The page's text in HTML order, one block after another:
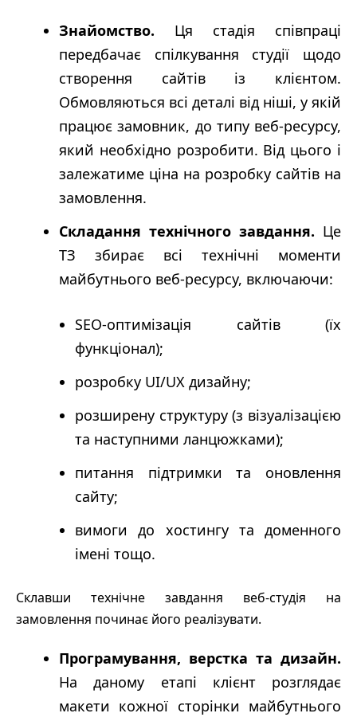
Знайомство. Ця стадія співпраці
передбачає спілкування студії щодо
створення сайтів із клієнтом.
Обмовляються всі деталі від ніші, у якій
працює замовник, до типу веб-ресурсу,
який необхідно розробити. Від цього і
залежатиме ціна на розробку сайтів на
замовлення.
Складання технічного завдання. Це
ТЗ збирає всі технічні моменти
майбутнього веб-ресурсу, включаючи:
SEO-оптимізація сайтів (їх
функціонал);
розробку UI/UX дизайну;
розширену структуру (з візуалізацією
та наступними ланцюжками);
питання підтримки та оновлення
сайту;
вимоги до хостингу та доменного
імені тощо.
Склавши технічне завдання веб-студія на
замовлення починає його реалізувати.
Програмування, верстка та дизайн.
На даному етапі клієнт розглядає
макети кожної сторінки майбутнього